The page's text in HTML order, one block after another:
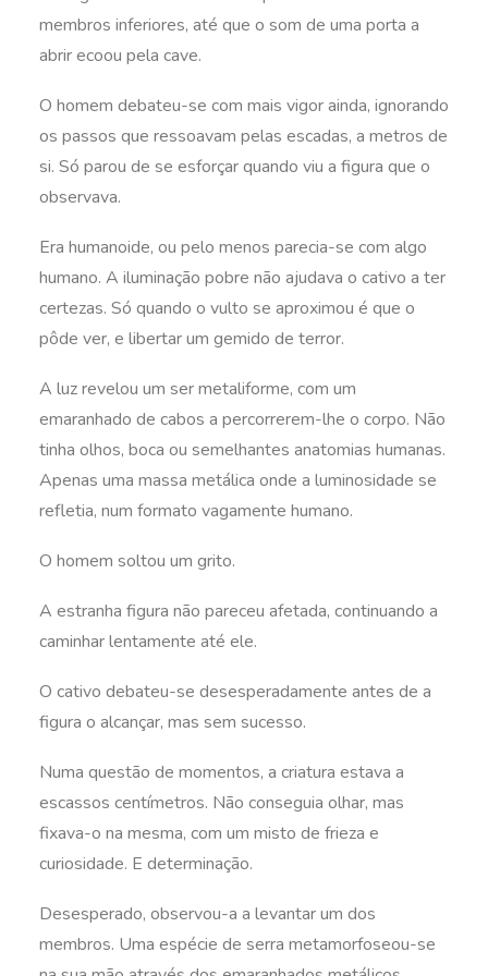
membros inferiores, até que o som de uma porta a
abrir ecoou pela cave.
O homem debateu-se com mais vigor ainda, ignorando
os passos que ressoavam pelas escadas, a metros de
si. Só parou de se esforçar quando viu a figura que o
observava.
Era humanoide, ou pelo menos parecia-se com algo
humano. A iluminação pobre não ajudava o cativo a ter
certezas. Só quando o vulto se aproximou é que o
pôde ver, e libertar um gemido de terror.
A luz revelou um ser metaliforme, com um
emaranhado de cabos a percorrerem-lhe o corpo. Não
tinha olhos, boca ou semelhantes anatomias humanas.
Apenas uma massa metálica onde a luminosidade se
refletia, num formato vagamente humano.
O homem soltou um grito.
A estranha figura não pareceu afetada, continuando a
caminhar lentamente até ele.
O cativo debateu-se desesperadamente antes de a
figura o alcançar, mas sem sucesso.
Numa questão de momentos, a criatura estava a
escassos centímetros. Não conseguia olhar, mas
fixava-o na mesma, com um misto de frieza e
curiosidade. E determinação.
Desesperado, observou-a a levantar um dos
membros. Uma espécie de serra metamorfoseou-se